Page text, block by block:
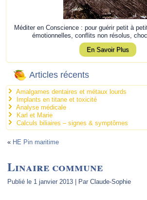
Méditer en Conscience : pour guérir petit à
émotionnelles, conflits non résolus,
En Savoir Plus
Articles récents
Amalgames dentaires et métaux lourds
Implants en titane et toxicité
Analyse médicale
Karl et Marie
Calculs biliaires – signes & symptômes
« HE Pin maritime
Linaire commune
Publié le 1 janvier 2013 | Par Claude-Sophie